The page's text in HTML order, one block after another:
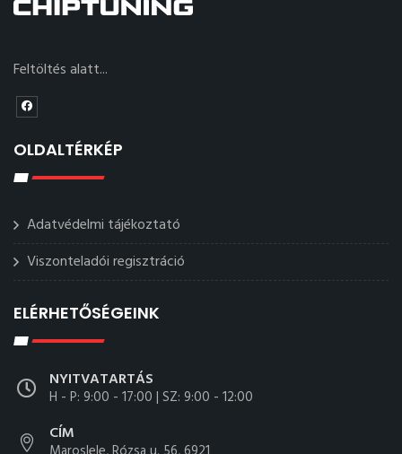
Feltöltés alatt...
OLDALTÉRKÉP
Adatvédelmi tájékoztató
Viszonteladói regisztráció
ELÉRHETŐSÉGEINK
NYITVATARTÁS
H - P: 9:00 - 17:00 | SZ: 9:00 - 12:00
CÍM